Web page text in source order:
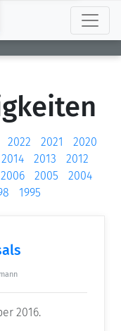
2022 2021
2020
2014 2013
2012
2006 2005
2004
1995
2016.